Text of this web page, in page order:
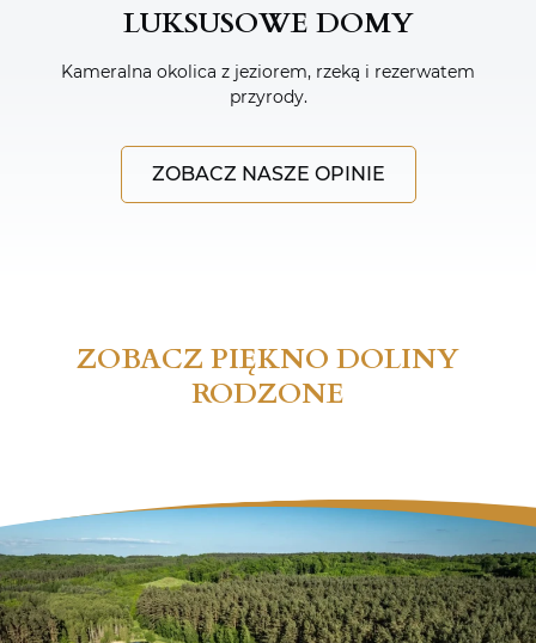
LUKSUSOWE DOMY
Kameralna okolica z jeziorem, rzeką i rezerwatem
przyrody.
ZOBACZ NASZE OPINIE
ZOBACZ PIĘKNO DOLINY
RODZONE